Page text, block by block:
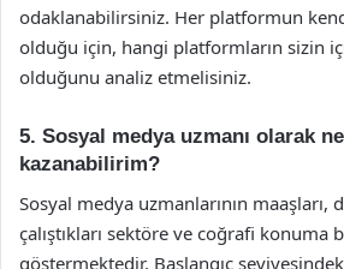
odaklanabilirsiniz. Her platformun
olduğu için, hangi platformların sizin
olduğunu analiz etmelisiniz.
5. Sosyal medya uzmanı olarak
kazanabilirim?
Sosyal medya uzmanlarının maaşları,
çalıştıkları sektöre ve coğrafi konuma
göstermektedir. Başlangıç